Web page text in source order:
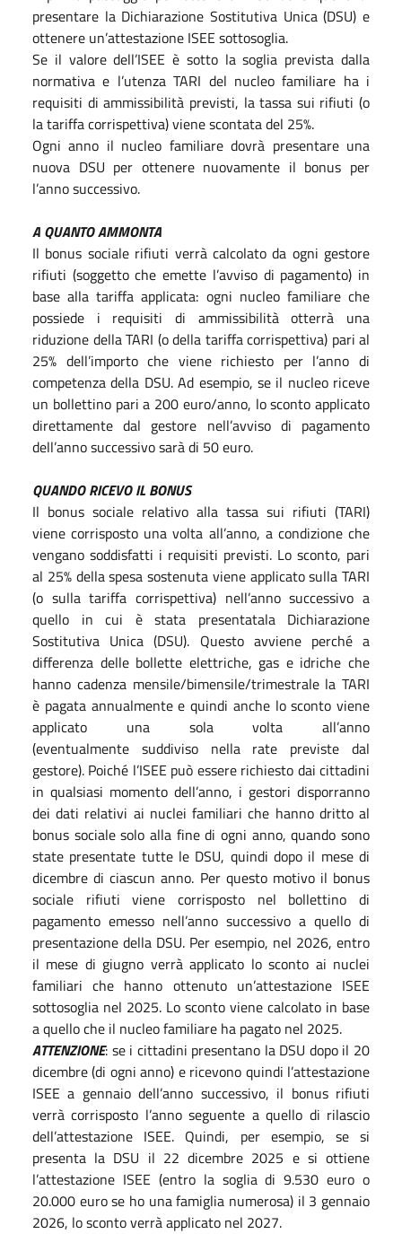
presentare la Dichiarazione Sostitutiva Unica (DSU) e
ottenere un’attestazione ISEE sottosoglia.
Se il valore dell’ISEE è sotto la soglia prevista dalla
normativa e l’utenza TARI del nucleo familiare ha i
requisiti di ammissibilità previsti, la tassa sui rifiuti (o
la tariffa corrispettiva) viene scontata del 25%.
Ogni anno il nucleo familiare dovrà presentare una
nuova DSU per ottenere nuovamente il bonus per
l’anno successivo.
A QUANTO AMMONTA
Il bonus sociale rifiuti verrà calcolato da ogni gestore
rifiuti (soggetto che emette l’avviso di pagamento) in
base alla tariffa applicata: ogni nucleo familiare che
possiede i requisiti di ammissibilità otterrà una
riduzione della TARI (o della tariffa corrispettiva) pari al
25% dell’importo che viene richiesto per l’anno di
competenza della DSU. Ad esempio, se il nucleo riceve
un bollettino pari a 200 euro/anno, lo sconto applicato
direttamente dal gestore nell’avviso di pagamento
dell’anno successivo sarà di 50 euro.
QUANDO RICEVO IL BONUS
Il bonus sociale relativo alla tassa sui rifiuti (TARI)
viene corrisposto una volta all’anno, a condizione che
vengano soddisfatti i requisiti previsti. Lo sconto, pari
al 25% della spesa sostenuta viene applicato sulla TARI
(o sulla tariffa corrispettiva) nell’anno successivo a
quello in cui è stata presentatala Dichiarazione
Sostitutiva Unica (DSU). Questo avviene perché a
differenza delle bollette elettriche, gas e idriche che
hanno cadenza mensile/bimensile/trimestrale la TARI
è pagata annualmente e quindi anche lo sconto viene
applicato una sola volta all’anno
(eventualmente suddiviso nella rate previste dal
gestore). Poiché l’ISEE può essere richiesto dai cittadini
in qualsiasi momento dell’anno, i gestori disporranno
dei dati relativi ai nuclei familiari che hanno dritto al
bonus sociale solo alla fine di ogni anno, quando sono
state presentate tutte le DSU, quindi dopo il mese di
dicembre di ciascun anno. Per questo motivo il bonus
sociale rifiuti viene corrisposto nel bollettino di
pagamento emesso nell’anno successivo a quello di
presentazione della DSU. Per esempio, nel 2026, entro
il mese di giugno verrà applicato lo sconto ai nuclei
familiari che hanno ottenuto un’attestazione ISEE
sottosoglia nel 2025. Lo sconto viene calcolato in base
a quello che il nucleo familiare ha pagato nel 2025.
ATTENZIONE: se i cittadini presentano la DSU dopo il 20
dicembre (di ogni anno) e ricevono quindi l’attestazione
ISEE a gennaio dell’anno successivo, il bonus rifiuti
verrà corrisposto l’anno seguente a quello di rilascio
dell’attestazione ISEE. Quindi, per esempio, se si
presenta la DSU il 22 dicembre 2025 e si ottiene
l’attestazione ISEE (entro la soglia di 9.530 euro o
20.000 euro se ho una famiglia numerosa) il 3 gennaio
2026, lo sconto verrà applicato nel 2027.